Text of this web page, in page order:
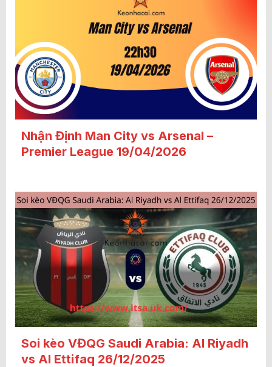
Nhận Định Man City vs Arsenal –
Premier League 19/04/2026
Soi kèo VĐQG Saudi Arabia: Al Riyadh
vs Al Ettifaq 26/12/2025